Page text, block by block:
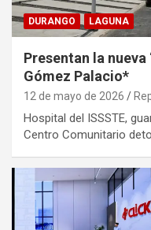
DURANGO LAGUNA
Presentan la nueva
Gómez Palacio*
12 de mayo de 2026
Hospital del ISSSTE,
Centro Comunitario